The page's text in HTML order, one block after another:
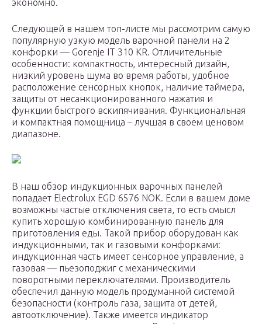
экономно.
Следующей в нашем топ-листе мы рассмотрим самую
популярную узкую модель варочной панели на 2
конфорки — Gorenje IT 310 KR. Отличительные
особенности: компактность, интересный дизайн,
низкий уровень шума во время работы, удобное
расположение сенсорных кнопок, наличие таймера,
защиты от несанкционированного нажатия и
функции быстрого вскипячивания. Функциональная
и компактная помощница – лучшая в своем ценовом
диапазоне.
В наш обзор индукционных варочных панелей
попадает Electrolux EGD 6576 NOK. Если в вашем доме
возможны частые отключения света, то есть смысл
купить хорошую комбинированную панель для
приготовления еды. Такой прибор оборудован как
индукционными, так и газовыми конфорками:
индукционная часть имеет сенсорное управление, а
газовая — пьезоподжиг с механическими
поворотными переключателями. Производитель
обеспечил данную модель продуманной системой
безопасности (контроль газа, защита от детей,
автоотключение). Также имеется индикатор